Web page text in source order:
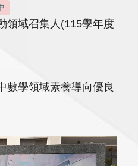
領域召集人(115學年度
數學領域素養導向優良